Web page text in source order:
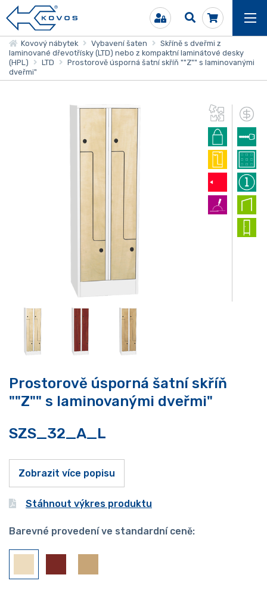
Kovový nábytek Vybavení šaten
Skříně s dveřmi z
laminované dřevotřísky (LTD) nebo z kompaktní laminátové desky
(HPL)
LTD
Prostorově úsporná šatní skříň ""Z"" s laminovanými
dveřmi"
Prostorově úsporná šatní skříň
""Z"" s laminovanými dveřmi"
SZS_32_A_L
Zobrazit více popisu
Stáhnout výkres produktu
Barevné provedení ve standardní ceně: